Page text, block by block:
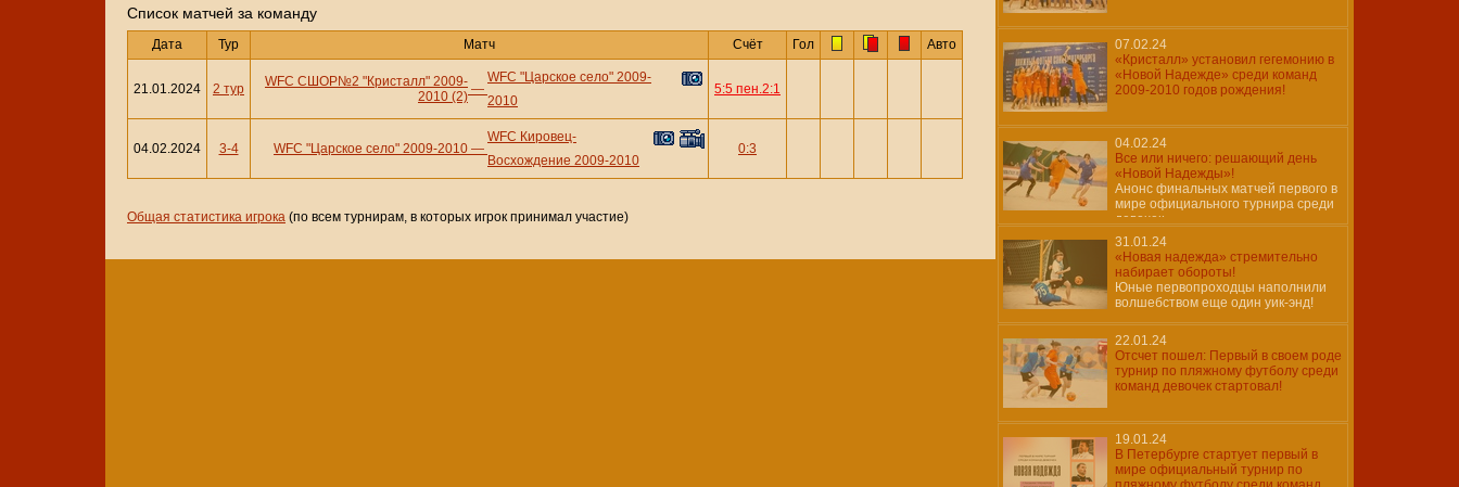
Cписок матчей за команду
Дата Тур Матч Счёт Гол Авто
21.01.2024 2 тур
WFC СШОР№2 "Кристалл" 2009-
2010 (2) —
WFC "Царское село" 2009-
2010
5:5 пен.2:1
04.02.2024 3-4 WFC "Царское село" 2009-2010 —
WFC Кировец-
Восхождение 2009-2010
0:3
Общая статистика игрока (по всем турнирам, в которых игрок принимал участие)
07.02.24
«Кристалл» установил гегемонию в
«Новой Надежде» среди команд
2009-2010 годов рождения!
04.02.24
Все или ничего: решающий день
«Новой Надежды»!
Анонс финальных матчей первого в
мире официального турнира среди
девочек
31.01.24
«Новая надежда» стремительно
набирает обороты!
Юные первопроходцы наполнили
волшебством еще один уик-энд!
22.01.24
Отсчет пошел: Первый в своем роде
турнир по пляжному футболу среди
команд девочек стартовал!
19.01.24
В Петербурге стартует первый в
мире официальный турнир по